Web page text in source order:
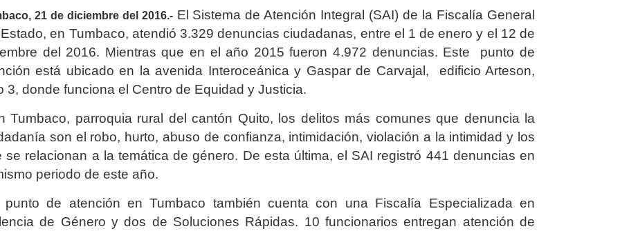
21 de diciembre del 2016.- El Sistema de Atención Integral (SAI) de la Fiscalía General
en Tumbaco, atendió 3.329 denuncias ciudadanas, entre el 1 de enero y el 12 de
del 2016. Mientras que en el año 2015 fueron 4.972 denuncias. Este punto de
está ubicado en la avenida Interoceánica y Gaspar de Carvajal, edificio Arteson,
3, donde funciona el Centro de Equidad y Justicia.
Tumbaco, parroquia rural del cantón Quito, los delitos más comunes que denuncia la
son el robo, hurto, abuso de confianza, intimidación, violación a la intimidad y los
se relacionan a la temática de género. De esta última, el SAI registró 441 denuncias en
periodo de este año.
de atención en Tumbaco también cuenta con una Fiscalía Especializada en
de Género y dos de Soluciones Rápidas. 10 funcionarios entregan atención de